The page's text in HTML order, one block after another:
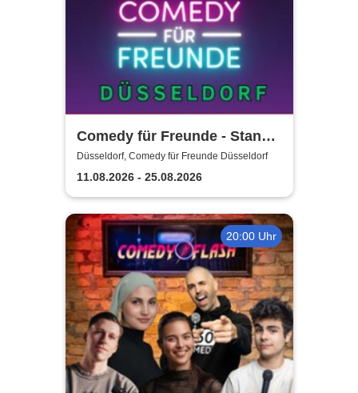
Comedy für Freunde - Stand-
Up Open Mic | Düsseldorf
Düsseldorf, Comedy für Freunde Düsseldorf
11.08.2026 - 25.08.2026
20:00 Uhr